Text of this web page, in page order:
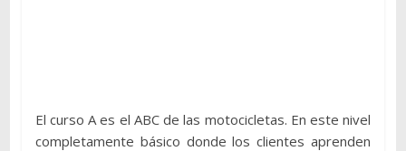
El curso A es el ABC de las motocicletas. En este nivel
completamente básico donde los clientes aprenden